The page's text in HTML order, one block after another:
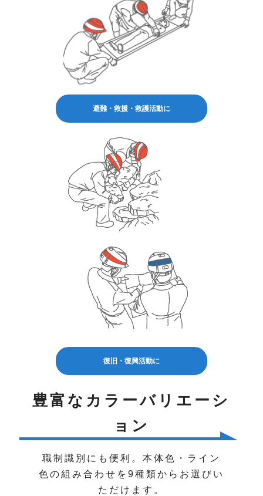
避難・救援・救護活動に
復旧・復興活動に
豊富なカラーバリエーシ
ョン
職制識別にも便利。本体色・ライン
色の組み合わせを9種類からお選びい
ただけます。